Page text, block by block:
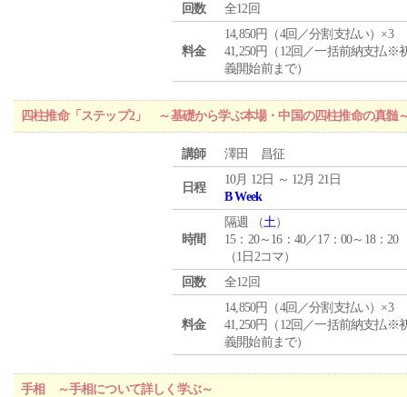
回数
全12回
料金
14,850円（4回／分割支払い）×3
41,250円（12回／一括前納支払※
義開始前まで）
四柱推命「ステップ2」 ～基礎から学ぶ本場・中国の四柱推命の真髄
講師 澤田 昌征
日程
10月 12日 ～ 12月 21日
B Week
時間
隔週 （土）
15：20～16：40／17：00～18：20
（1日2コマ）
回数
全12回
料金
14,850円（4回／分割支払い）×3
41,250円（12回／一括前納支払※
義開始前まで）
手相 ～手相について詳しく学ぶ～